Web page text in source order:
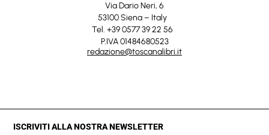
Via Dario Neri, 6
53100 Siena – Italy
Tel. +39 0577 39 22 56
P.IVA 01484680523
redazione@toscanalibri.it
ISCRIVITI ALLA NOSTRA NEWSLETTER